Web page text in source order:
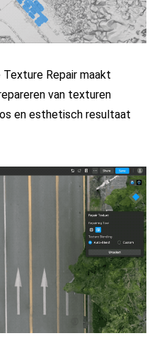
Repair maakt
van texturen
en esthetisch resultaat